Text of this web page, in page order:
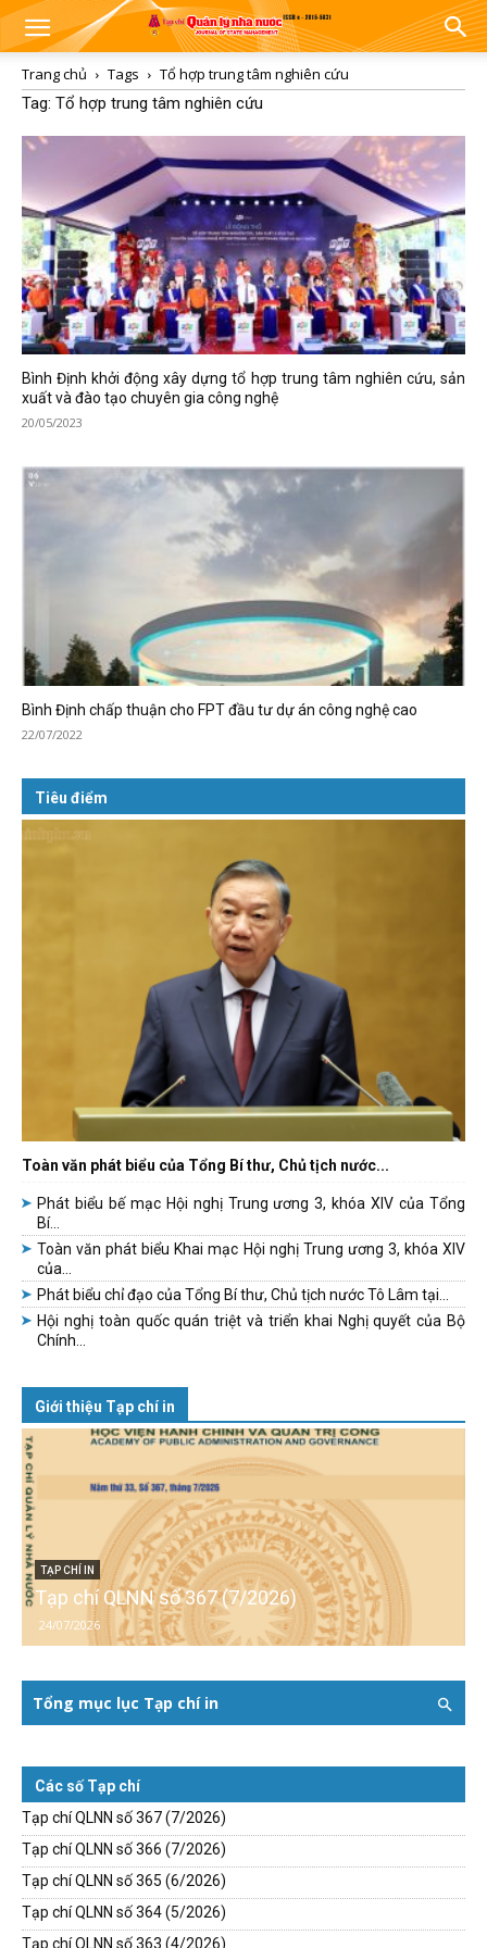
Trang chủ Tags
Tổ hợp trung tâm nghiên cứu
Tag: Tổ hợp trung tâm nghiên cứu
Bình Định khởi động xây dựng tổ hợp trung tâm nghiên cứu, sản
xuất và đào tạo chuyên gia công nghệ
20/05/2023
Bình Định chấp thuận cho FPT đầu tư dự án công nghệ cao
22/07/2022
Tiêu điểm
Toàn văn phát biểu của Tổng Bí thư, Chủ tịch nước...
Phát biểu bế mạc Hội nghị Trung ương 3, khóa XIV của Tổng
Bí...
Toàn văn phát biểu Khai mạc Hội nghị Trung ương 3, khóa XIV
của...
Phát biểu chỉ đạo của Tổng Bí thư, Chủ tịch nước Tô Lâm tại...
Hội nghị toàn quốc quán triệt và triển khai Nghị quyết của Bộ
Chính...
Giới thiệu Tạp chí in
TẠP CHÍ IN
Tạp chí QLNN số 367 (7/2026)
24/07/2026
Tổng mục lục Tạp chí in
Các số Tạp chí
Tạp chí QLNN số 367 (7/2026)
Tạp chí QLNN số 366 (7/2026)
Tạp chí QLNN số 365 (6/2026)
Tạp chí QLNN số 364 (5/2026)
Tạp chí QLNN số 363 (4/2026)